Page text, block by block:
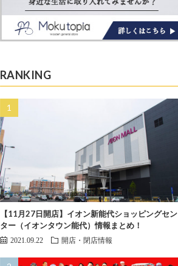
RANKING
【11月27日開店】イオン新能代ショッピングセン
ター（イオンタウン能代）情報まとめ！
2021.09.22 開店・閉店情報